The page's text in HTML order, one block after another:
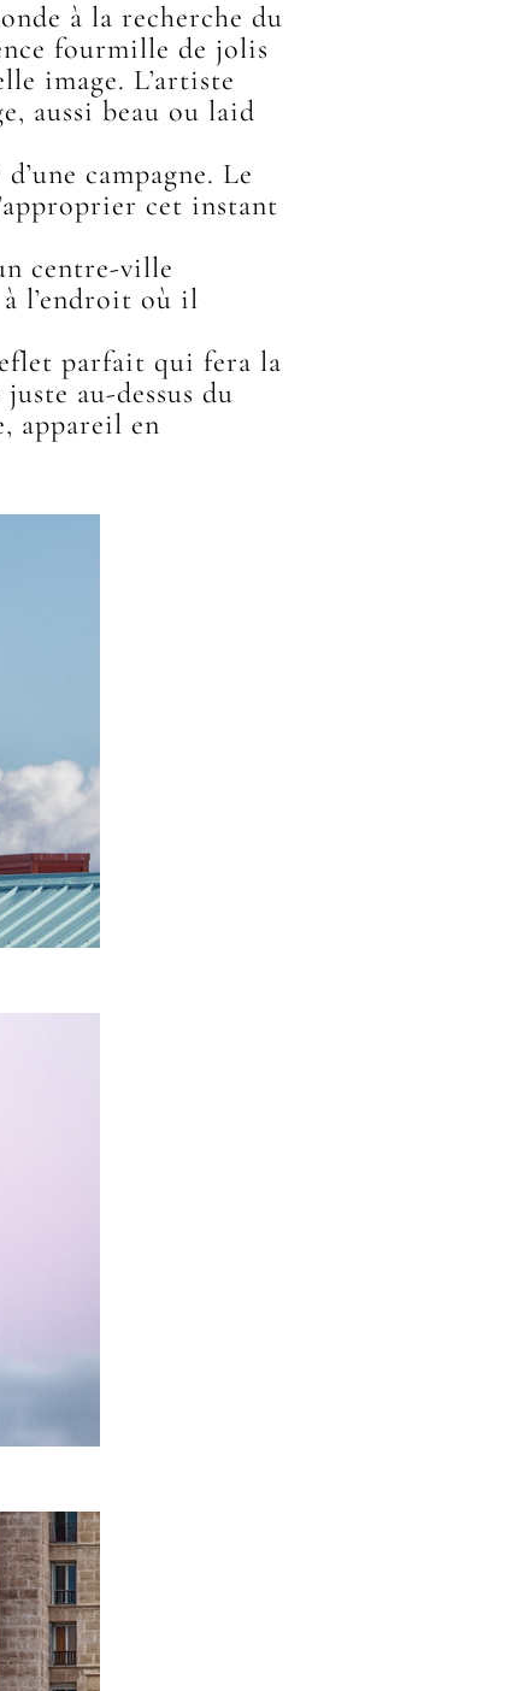
à la recherche du
fourmille de jolis
image. L’artiste
aussi beau ou laid
campagne. Le
cet instant
centre-ville
l’endroit où il
parfait qui fera la
au-dessus du
appareil en